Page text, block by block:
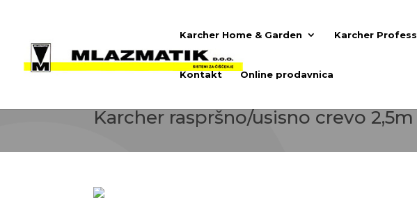
Karcher Home & Garden Karcher
Kontakt Online prodavnica
Karcher raspršno/usisno crevo 2,5m